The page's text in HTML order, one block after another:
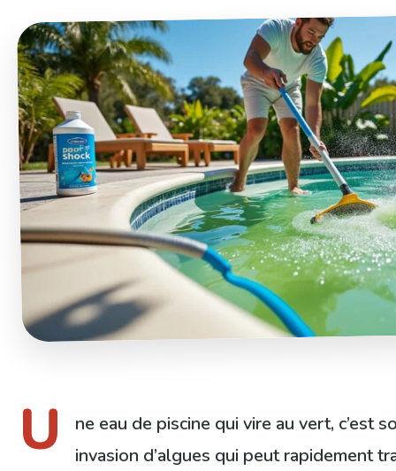
U
ne eau de piscine qui vire au vert, c’est
invasion d’algues qui peut rapidement